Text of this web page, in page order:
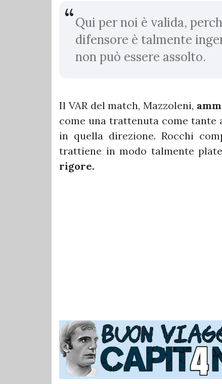
Qui per noi è valida,
difensore è talmente
non può essere assolto.
Il VAR del match, Mazzoleni,
come una trattenuta come tante
in quella direzione. Rocchi
trattiene in modo talmente
rigore.